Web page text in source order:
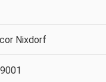
Nixdorf